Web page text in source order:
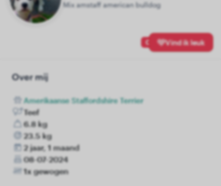
Mix amstaff american bulldog
0 Vind ik leuk
Over mij
Amerikaanse Staffordshire Terrier
Teef
6.8 kg
23.5 kg
2 jaar, 1 maand
08-07-2024
1x gewogen